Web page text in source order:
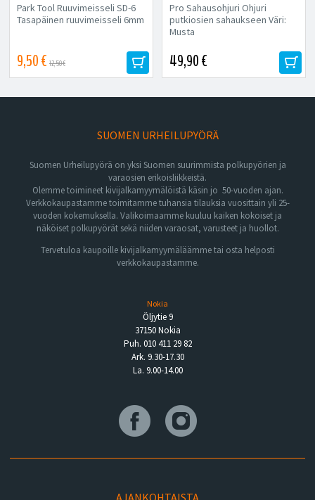
Park Tool Ruuvimeisseli SD-6
Tasapäinen ruuvimeisseli 6mm
9,50 € 12,50 €
Pro Sahausohjuri Ohjuri
putkiosien sahaukseen Väri:
Musta
49,90 €
SUOMEN URHEILUPYÖRÄ
Suomen Urheilupyörä on yksi Suomen suurimmista polkupyörien ja
varaosien erikoisliikkeistä.
Olemme toimineet kivijalkamyymälöistä käsin jo 50-vuoden ajan.
Verkkokaupastamme toimitamme tuhansia tilauksia vuosittain yli 25-
vuoden kokemuksella. Valikoimaamme kuuluu kaiken kokoiset ja
näköiset polkupyörät sekä niiden varaosat, varusteet ja huollot.
Tervetuloa kaupoille kivijalkamyymäläämme tai osta helposti
verkkokaupastamme.
Nokia
Öljytie 9
37150 Nokia
Puh. 010 411 29 82
Ark. 9.30-17.30
La. 9.00-14.00
AJANKOHTAISTA